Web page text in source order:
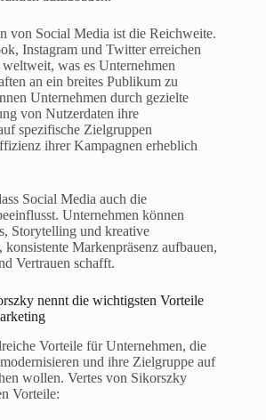
von Social Media ist die Reichweite.
Instagram und Twitter erreichen
was es Unternehmen
an ein breites Publikum zu
Unternehmen durch gezielte
von Nutzerdaten ihre
spezifische Zielgruppen
ihrer Kampagnen erheblich
Social Media auch die
Unternehmen können
Storytelling und kreative
Markenpräsenz aufbauen,
Vertrauen schafft.
nennt die wichtigsten Vorteile
Vorteile für Unternehmen, die
und ihre Zielgruppe auf
wollen. Vertes von Sikorszky
Vorteile: